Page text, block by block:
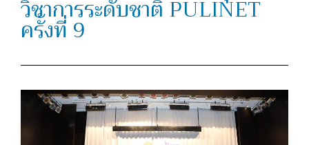
วิชาการระดับชาติ PULINET
ครั้งที่ 9